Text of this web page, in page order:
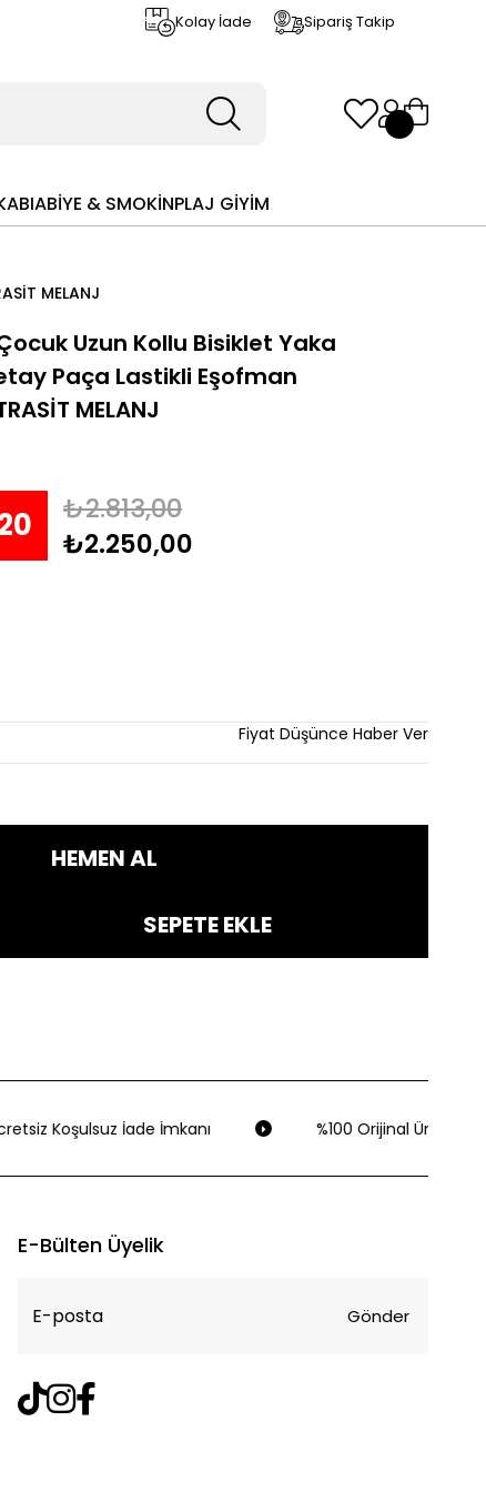
Kolay İade Sipariş Takip
ABİYE & SMOKİNPLAJ GİYİM
MELANJ
Uzun Kollu Bisiklet Yaka
Paça Lastikli Eşofman
MELANJ
₺2.813,00
₺2.250,00
Fiyat Düşünce Haber Ver
Koşulsuz İade İmkanı %100 Orijinal Ürün
E-Bülten Üyelik
Gönder